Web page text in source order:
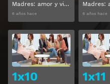
Madres: amor y vida Temporada 1 Capitulo 7
6 años hace 6 años hace
1x10
Ver
1x11